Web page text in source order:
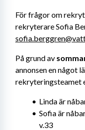
För frågor om
På grund av
annonsen en något
rekryteringsteamet
Linda är
Sofia är
v.33